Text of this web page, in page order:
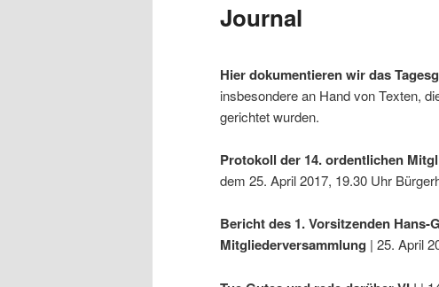
Journal
Hier dokumentieren wir das
insbesondere an Hand von Texten,
gerichtet wurden.
Protokoll der 14. ordentlichen
dem 25. April 2017, 19.30 Uhr
Bericht des 1. Vorsitzenden
Mitgliederversammlung | 25. April